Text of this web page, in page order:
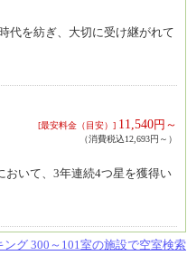
代を紡ぎ、大切に受け継がれて
[最安料金（目安）] 11,540円～
（消費税込12,693円～）
おいて、3年連続4つ星を獲得い
ング 300～101室の施設で空室検索